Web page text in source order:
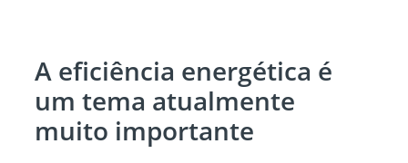
A eficiência energética é
um tema atualmente
muito importante